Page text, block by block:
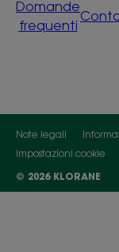
Domande
frequenti
Note legali
Impostazioni cookie
© 2026 KLORANE